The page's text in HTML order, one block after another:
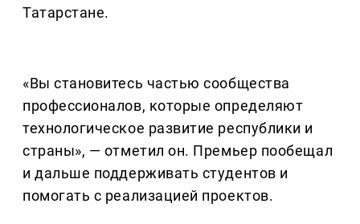
Татарстане.
«Вы становитесь частью сообщества
профессионалов, которые определяют
технологическое развитие республики и
страны», — отметил он. Премьер пообещал
и дальше поддерживать студентов и
помогать с реализацией проектов.